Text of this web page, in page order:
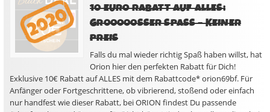
10 EURO RABATT AUF ALLES:
GROOOOOSSER SPASS – KEINER PR
EIS
Falls du mal wieder richtig Spaß haben willst, hat
Orion hier den perfekten Rabatt für Dich!
Exklusive 10€ Rabatt auf ALLES mit dem Rabattcode* orion69bf. Für
Anfänger oder Fortgeschrittene, ob vibrierend, stoßend oder einfach
nur handfest wie dieser Rabatt, bei ORION findest Du passende